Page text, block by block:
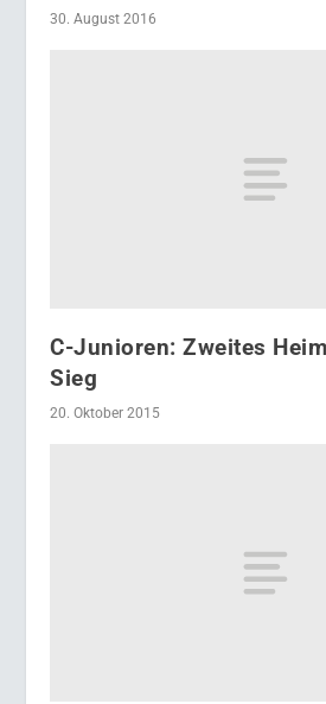
30. August 2016
C-Junioren: Zweites
Sieg
20. Oktober 2015